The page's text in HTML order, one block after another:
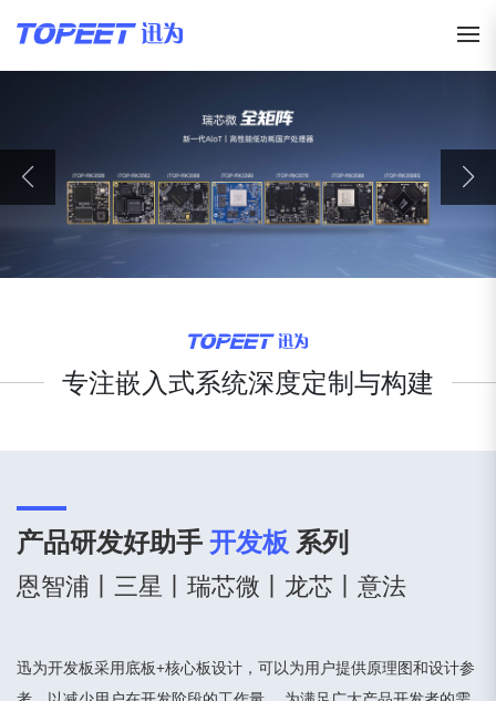
专注嵌入式系统深度定制与构建
产品研发好助手开发板 系列
恩智浦丨三星丨瑞芯微丨龙芯丨意法
迅为开发板采用底板+核心板设计，可以为用户提供原理图和设计参